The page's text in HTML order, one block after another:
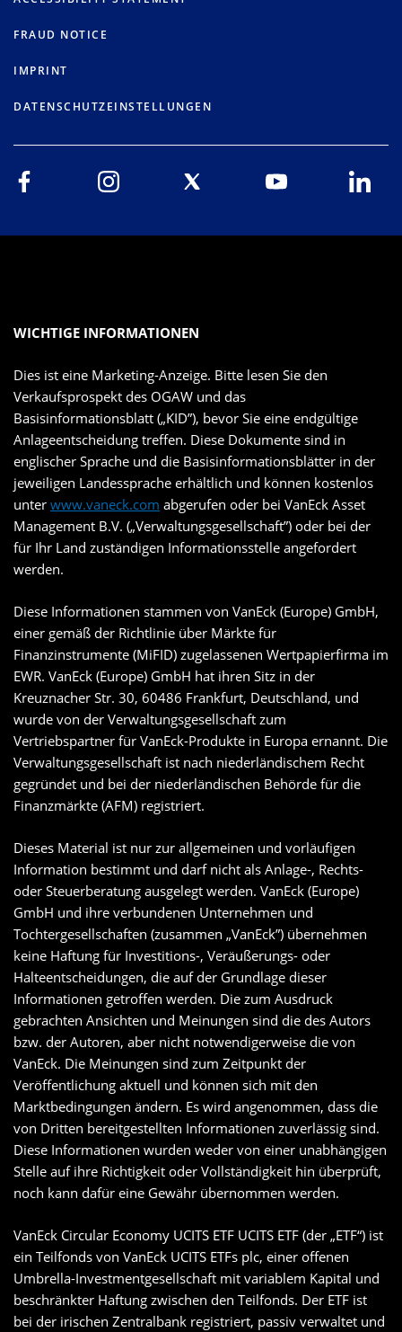
FRAUD NOTICE
IMPRINT
DATENSCHUTZEINSTELLUNGEN
WICHTIGE INFORMATIONEN
Dies ist eine Marketing-Anzeige. Bitte lesen Sie den
Verkaufsprospekt des OGAW und das
Basisinformationsblatt („KID”), bevor Sie eine endgültige
Anlageentscheidung treffen. Diese Dokumente sind in
englischer Sprache und die Basisinformationsblätter in der
jeweiligen Landessprache erhältlich und können kostenlos
unter www.vaneck.com abgerufen oder bei VanEck Asset
Management B.V. („Verwaltungsgesellschaft”) oder bei der
für Ihr Land zuständigen Informationsstelle angefordert
werden.
Diese Informationen stammen von VanEck (Europe) GmbH,
einer gemäß der Richtlinie über Märkte für
Finanzinstrumente (MiFID) zugelassenen Wertpapierfirma im
EWR. VanEck (Europe) GmbH hat ihren Sitz in der
Kreuznacher Str. 30, 60486 Frankfurt, Deutschland, und
wurde von der Verwaltungsgesellschaft zum
Vertriebspartner für VanEck-Produkte in Europa ernannt. Die
Verwaltungsgesellschaft ist nach niederländischem Recht
gegründet und bei der niederländischen Behörde für die
Finanzmärkte (AFM) registriert.
Dieses Material ist nur zur allgemeinen und vorläufigen
Information bestimmt und darf nicht als Anlage-, Rechts-
oder Steuerberatung ausgelegt werden. VanEck (Europe)
GmbH und ihre verbundenen Unternehmen und
Tochtergesellschaften (zusammen „VanEck”) übernehmen
keine Haftung für Investitions-, Veräußerungs- oder
Halteentscheidungen, die auf der Grundlage dieser
Informationen getroffen werden. Die zum Ausdruck
gebrachten Ansichten und Meinungen sind die des Autors
bzw. der Autoren, aber nicht notwendigerweise die von
VanEck. Die Meinungen sind zum Zeitpunkt der
Veröffentlichung aktuell und können sich mit den
Marktbedingungen ändern. Es wird angenommen, dass die
von Dritten bereitgestellten Informationen zuverlässig sind.
Diese Informationen wurden weder von einer unabhängigen
Stelle auf ihre Richtigkeit oder Vollständigkeit hin überprüft,
noch kann dafür eine Gewähr übernommen werden.
VanEck Circular Economy UCITS ETF UCITS ETF (der „ETF“) ist
ein Teilfonds von VanEck UCITS ETFs plc, einer offenen
Umbrella-Investmentgesellschaft mit variablem Kapital und
beschränkter Haftung zwischen den Teilfonds. Der ETF ist
bei der irischen Zentralbank registriert, passiv verwaltet und